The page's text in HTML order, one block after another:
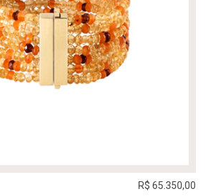
R$ 65.350,00